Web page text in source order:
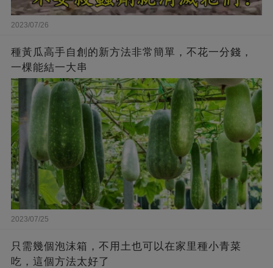
2023/07/26
種黃瓜高手自創的新方法非常簡單，不花一分錢，
一棵能結一大串
2023/07/25
只需幾個泡沫箱，不用土也可以在家里種小青菜
吃，這個方法太好了